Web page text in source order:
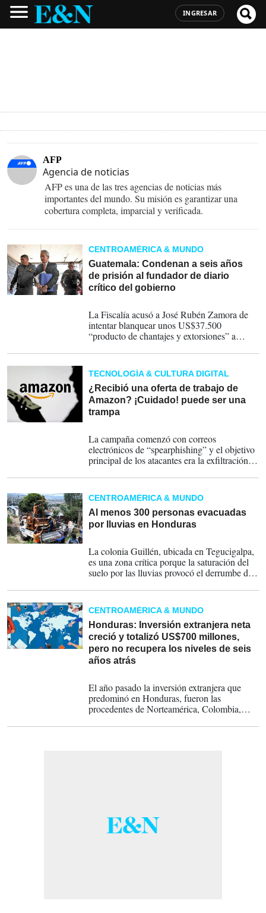
INGRESAR
AFP
Agencia de noticias
AFP es una de las tres agencias de noticias más
importantes del mundo. Su misión es garantizar una
cobertura completa, imparcial y verificada.
CENTROAMÉRICA & MUNDO
Guatemala: Condenan a seis años
de prisión al fundador de diario
crítico del gobierno
La Fiscalía acusó a José Rubén Zamora de
intentar blanquear unos US$37.500
“producto de chantajes y extorsiones” a
su contra.
TECNOLOGÍA & CULTURA DIGITAL
¿Recibió una oferta de trabajo de
Amazon? ¡Cuidado! puede ser una
trampa
La campaña comenzó con correos
electrónicos de “spearphishing” y el objetivo
principal de los atacantes era la exfiltración
CENTROAMÉRICA & MUNDO
Al menos 300 personas evacuadas
por lluvias en Honduras
La colonia Guillén, ubicada en Tegucigalpa,
es una zona crítica porque la saturación del
suelo por las lluvias provocó el derrumbe de
CENTROAMÉRICA & MUNDO
Honduras: Inversión extranjera neta
creció y totalizó US$700 millones,
pero no recupera los niveles de seis
años atrás
El año pasado la inversión extranjera que
predominó en Honduras, fueron las
procedentes de Norteamérica, Colombia,